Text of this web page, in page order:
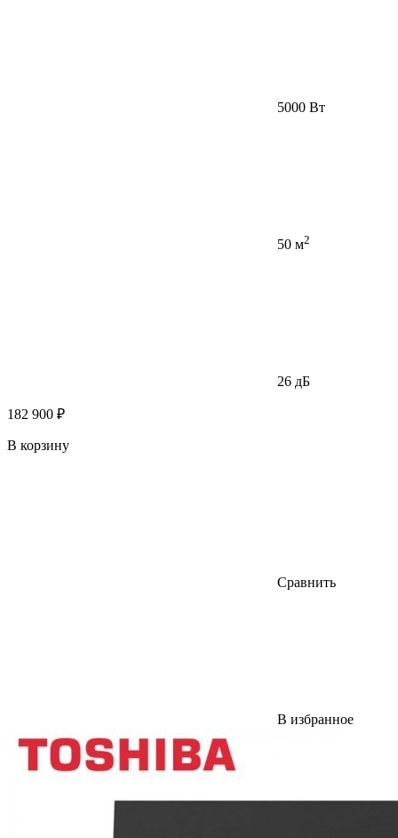
5000 Вт
50 м2
26 дБ
182 900 ₽
В корзину
Сравнить
В избранное